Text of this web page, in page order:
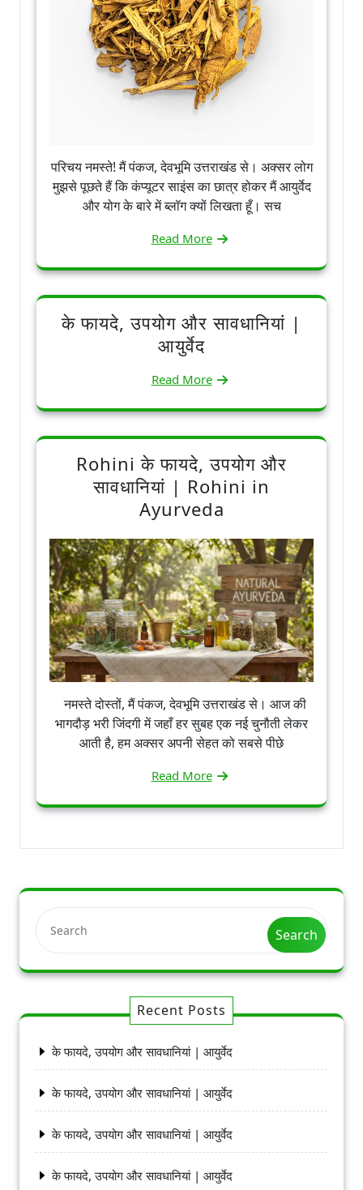
परिचय नमस्ते! मैं पंकज, देवभूमि उत्तराखंड से। अक्सर लोग
मुझसे पूछते हैं कि कंप्यूटर साइंस का छात्र होकर मैं आयुर्वेद
और योग के बारे में ब्लॉग क्यों लिखता हूँ। सच
Read More
के फायदे, उपयोग और सावधानियां |
आयुर्वेद
Read More
Rohini के फायदे, उपयोग और
सावधानियां | Rohini in
Ayurveda
नमस्ते दोस्तों, मैं पंकज, देवभूमि उत्तराखंड से। आज की
भागदौड़ भरी जिंदगी में जहाँ हर सुबह एक नई चुनौती लेकर
आती है, हम अक्सर अपनी सेहत को सबसे पीछे
Read More
Search
Recent Posts
के फायदे, उपयोग और सावधानियां | आयुर्वेद
के फायदे, उपयोग और सावधानियां | आयुर्वेद
के फायदे, उपयोग और सावधानियां | आयुर्वेद
के फायदे, उपयोग और सावधानियां | आयुर्वेद